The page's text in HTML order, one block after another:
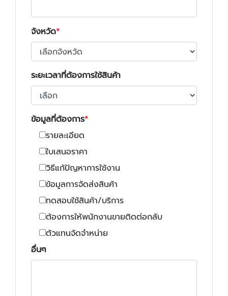
จังหวัด
ระยะเวลาที่ต้องการใช้สินค้า
ข้อมูลที่ต้องการ
รายละเอียด
ใบเสนอราคา
วิธีแก้ปัญหาการใช้งาน
ข้อมูลการจัดส่งสินค้า
ทดสอบใช้สินค้า/บริการ
ต้องการให้พนักงานขายติดต่อกลับ
ตัวแทนจัดจำหน่าย
อื่นๆ